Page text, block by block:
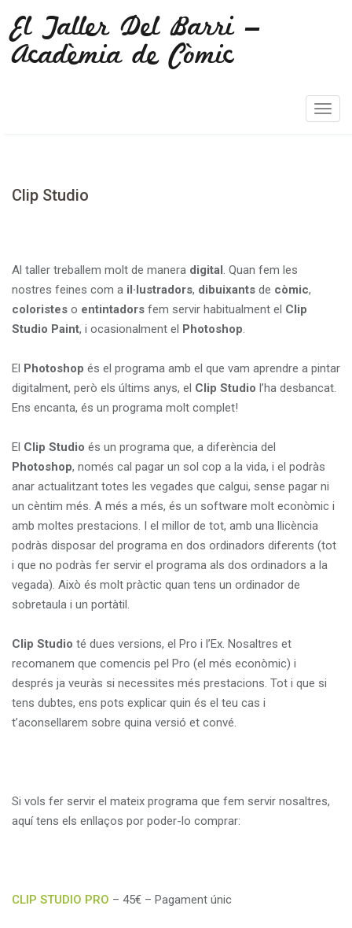
El Taller Del Barri –
Acadèmia de Còmic
T
i
o
Clip Studio
Al taller treballem molt de manera digital. Quan fem les
nostres feines com a il·lustradors, dibuixants de còmic,
coloristes o entintadors fem servir habitualment el Clip
Studio Paint, i ocasionalment el Photoshop.
El Photoshop és el programa amb el que vam aprendre a pintar
digitalment, però els últims anys, el Clip Studio l’ha desbancat.
Ens encanta, és un programa molt complet!
El Clip Studio és un programa que, a diferència del
Photoshop, només cal pagar un sol cop a la vida, i el podràs
anar actualitzant totes les vegades que calgui, sense pagar ni
un cèntim més. A més a més, és un software molt econòmic i
amb moltes prestacions. I el millor de tot, amb una llicència
podràs disposar del programa en dos ordinadors diferents (tot
i que no podràs fer servir el programa als dos ordinadors a la
vegada). Això és molt pràctic quan tens un ordinador de
sobretaula i un portàtil.
Clip Studio té dues versions, el Pro i l’Ex. Nosaltres et
recomanem que comencis pel Pro (el més econòmic) i
després ja veuràs si necessites més prestacions. Tot i que si
tens dubtes, ens pots explicar quin és el teu cas i
t’aconsellarem sobre quina versió et convé.
Si vols fer servir el mateix programa que fem servir nosaltres,
aquí tens els enllaços por poder-lo comprar:
CLIP STUDIO PRO – 45€ – Pagament únic